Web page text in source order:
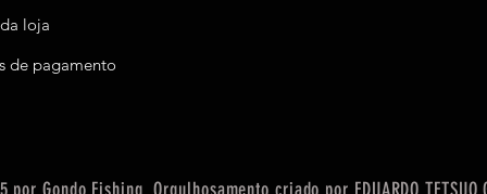
loja
de pagamento
por Gondo Fishing. Orgulhosamento criado por EDUARDO TETSUO